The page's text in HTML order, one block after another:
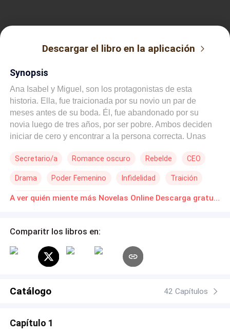
Descargar el libro en la aplicación
Synopsis
Ana Isabel y Miguel, son los protagonistas de esta
historia. Ella, fue traicionada por su novio un par de
meses antes de su boda. Él, fue abandonado por su
novia luego de tres años, por ser pobre. Ambos deciden
iniciar de cero y encontrar a la persona correcta. Unas
vivir experiencias inolvidables y llenas de emociones
deciden separarse y cumplir sus objetivos, encontrar a su
pareja ideal. ¿Podrán olvidar todo lo que vivieron durante
Secretario/a Romance oscuro Rebelde CEO
Drama Poder Femenino Infidelidad Traición
Millonario Instantáneo A ver quién miente más Novelas Online Descarga gratuita de PDF
Comparitr los libros en:
Catálogo 42 Capítulos
Capítulo 1